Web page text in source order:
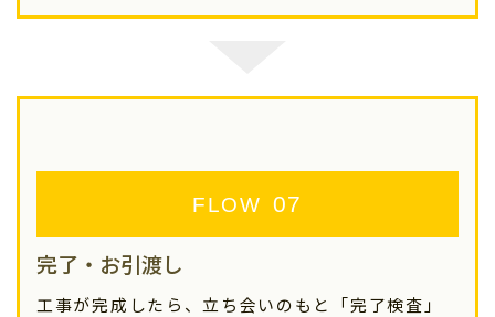
FLOW
完了・お引渡し
工事が完成したら、立ち会いのもと「完了検査」